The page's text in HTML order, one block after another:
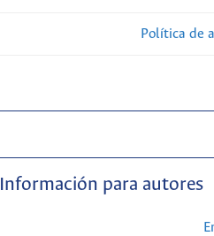
Política de
Información para autores